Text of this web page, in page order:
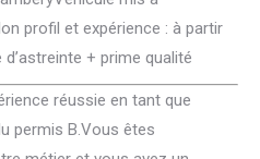
profil et expérience : à partir
d’astreinte + prime qualité
réussie en tant que
permis B.Vous êtes